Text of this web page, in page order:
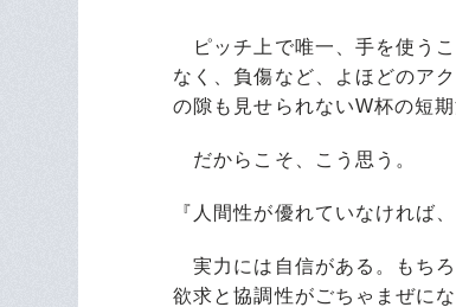
ピッチ上で唯一、手を使う
なく、負傷など、よほどのア
の隙も見せられないW杯の短
だからこそ、こう思う。
『人間性が優れていなければ
実力には自信がある。もち
欲求と協調性がごちゃまぜに